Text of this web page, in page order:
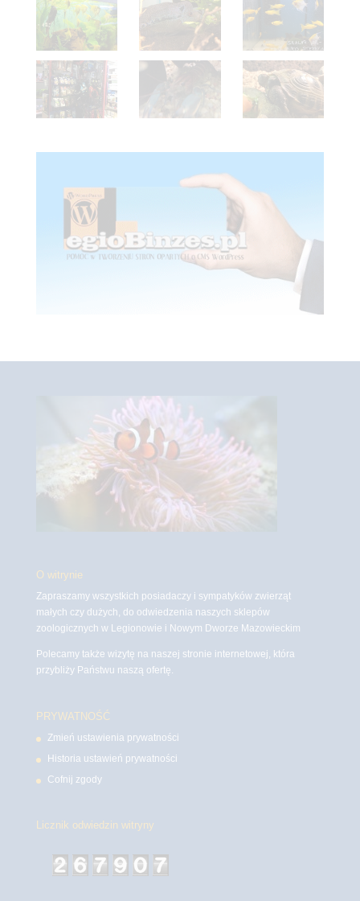
O witrynie
Zapraszamy wszystkich posiadaczy i sympatyków zwierząt
małych czy dużych, do odwiedzenia naszych sklepów
zoologicznych w Legionowie i Nowym Dworze Mazowieckim
Polecamy także wizytę na naszej stronie internetowej, która
przybliży Państwu naszą ofertę.
PRYWATNOŚĆ
Zmień ustawienia prywatności
Historia ustawień prywatności
Cofnij zgody
Licznik odwiedzin witryny